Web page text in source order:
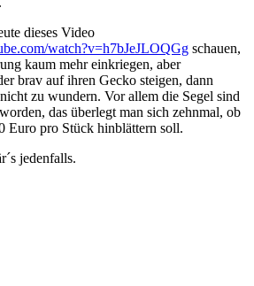
dieses Video
watch?v=h7bJeJLOQGg schauen,
kaum mehr einkriegen, aber
brav auf ihren Gecko steigen, dann
zu wundern. Vor allem die Segel sind
das überlegt man sich zehnmal, ob
Euro pro Stück hinblättern soll.
jedenfalls.